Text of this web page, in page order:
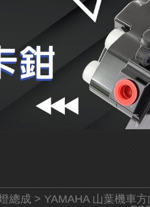
總成 > YAMAHA 山葉機車